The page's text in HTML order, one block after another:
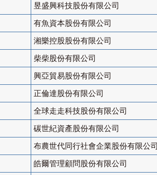
昱盛興科技股份有限公司
有魚資本股份有限公司
湘樂控股股份有限公司
柴柴股份有限公司
興亞貿易股份有限公司
正倫達股份有限公司
全球走走科技股份有限公司
碳世紀資產股份有限公司
布農世代同行社會企業股份有限公司
皓爾管理顧問股份有限公司